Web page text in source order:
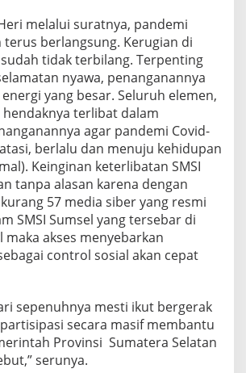
o
s
i
a
l
s
a
s
i
P
e
n
a
n
g
n
C
o
d
melalui suratnya, pandemi
terus berlangsung. Kerugian di
tidak terbilang. Terpenting
nyawa, penanganannya
yang besar. Seluruh elemen,
hendaknya terlibat dalam
agar pandemi Covid-
berlalu dan menuju kehidupan
Keinginan keterlibatan SMSI
tanpa alasan karena dengan
57 media siber yang resmi
SMSI Sumsel yang tersebar di
maka akses menyebarkan
control sosial akan cepat
sepenuhnya mesti ikut bergerak
secara masif membantu
Provinsi Sumatera Selatan
serunya.